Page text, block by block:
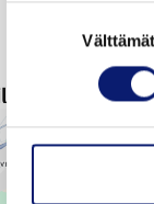
Herttoniemi